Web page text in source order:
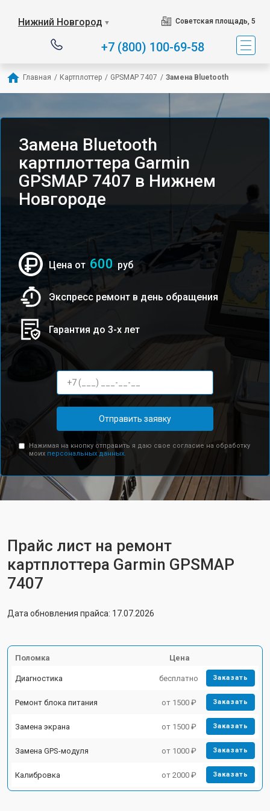
Нижний Новгород ▼ Советская площадь, 5
+7 (800) 100-69-58
Главная / Картплоттер / GPSMAP 7407 / Замена Bluetooth
Замена Bluetooth
картплоттера Garmin
GPSMAP 7407 в Нижнем
Новгороде
Цена от 600 руб
Экспресс ремонт в день обращения
Гарантия до 3-х лет
Отправить заявку
Нажимая на кнопку отправить я даю свое согласие на обработку
моих персональных данных.
Прайс лист на ремонт
картплоттера Garmin GPSMAP
7407
Дата обновления прайса: 17.07.2026
Поломка Цена
Диагностика бесплатно Заказать
Ремонт блока питания от 1500 ₽ Заказать
Замена экрана от 1500 ₽ Заказать
Замена GPS-модуля от 1000 ₽ Заказать
Калибровка от 2000 ₽ Заказать